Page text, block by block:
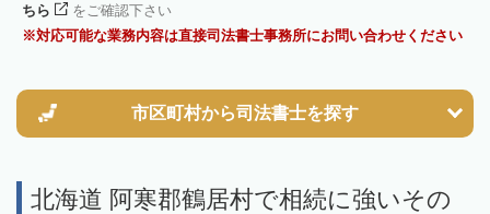
ちら
をご確認下さい
対応可能な業務内容は直接司法書士事務所にお問い合わせください
市区町村から司法書士を探す
北海道 阿寒郡鶴居村で相続に強いその